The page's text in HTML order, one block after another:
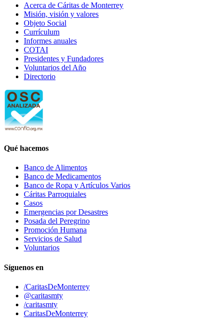
Acerca de Cáritas de Monterrey
Misión, visión y valores
Objeto Social
Currículum
Informes anuales
COTAI
Presidentes y Fundadores
Voluntarios del Año
Directorio
Qué hacemos
Banco de Alimentos
Banco de Medicamentos
Banco de Ropa y Artículos Varios
Cáritas Parroquiales
Casos
Emergencias por Desastres
Posada del Peregrino
Promoción Humana
Servicios de Salud
Voluntarios
Síguenos en
/CaritasDeMonterrey
@caritasmty
/caritasmty
CaritasDeMonterrey